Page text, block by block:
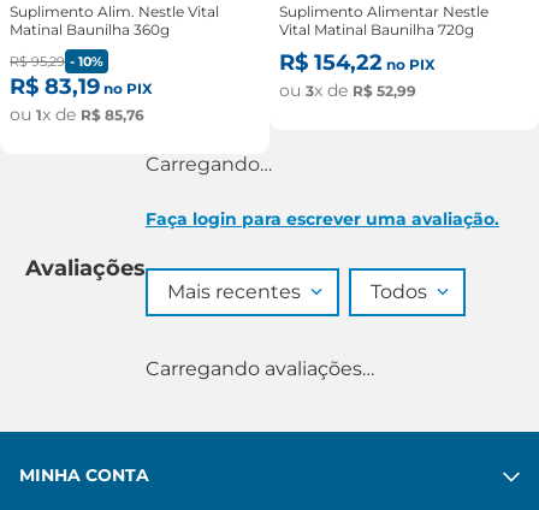
Suplimento Alim. Nestle Vital
Matinal Baunilha 360g
R$ 95,29 - 10%
R$ 83,19 no PIX
ou 1x de R$ 85,76
Suplimento Alimentar Nestle
Vital Matinal Baunilha 720g
R$ 154,22 no PIX
ou 3x de R$ 52,99
Avaliações
Carregando…
Faça login para escrever uma avaliação.
Mais recentes Todos
Carregando avaliações…
MINHA CONTA